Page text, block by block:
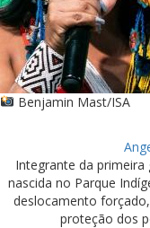
Benjamin Mast/ISA
Integrante da primeira
nascida no Parque
deslocamento
proteção dos